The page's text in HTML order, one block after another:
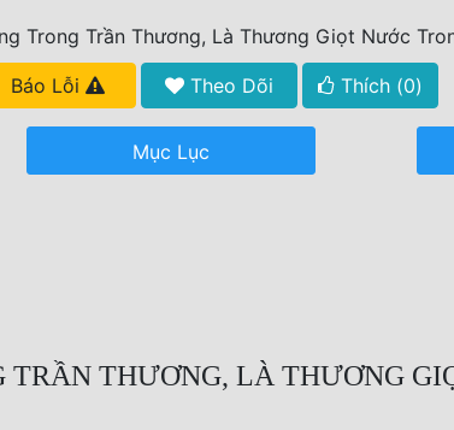
Trong Trần Thương, Là Thương Giọt Nước
Báo Lỗi Theo Dõi Thích (0)
Mục Lục
TRẦN THƯƠNG, LÀ THƯƠNG